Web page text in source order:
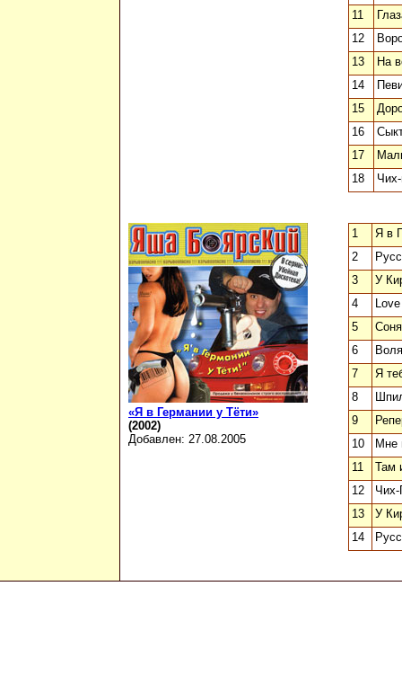
11
12
13
На
14
15
16
17
18
«Я в Германии у Тёти»
(2002)
Добавлен: 27.08.2005
1
Я в
2
3
У
4
5
Соня
6
7
Я
8
9
10
Мне
11
Там
12
13
У
14